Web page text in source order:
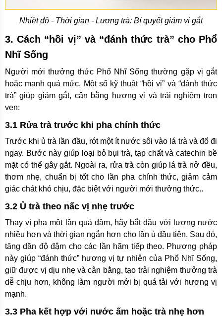
Nhiệt độ - Thời gian - Lượng trà: Bí quyết giảm vị gắt
3. Cách “hồi vị” và “đánh thức trà” cho Phổ
Nhĩ Sống
Người mới thưởng thức Phổ Nhĩ Sống thường gặp vị gắt
hoặc mạnh quá mức. Một số kỹ thuật “hồi vị” và “đánh thức
trà” giúp giảm gắt, cân bằng hương vị và trải nghiệm trọn
vẹn:
3.1 Rửa trà trước khi pha chính thức
Trước khi ủ trà lần đầu, rót một ít nước sôi vào lá trà và đổ đi
ngay. Bước này giúp loại bỏ bụi trà, tạp chất và catechin bề
mặt có thể gây gắt. Ngoài ra, rửa trà còn giúp lá trà nở đều,
thơm nhẹ, chuẩn bị tốt cho lần pha chính thức, giảm cảm
giác chát khó chịu, đặc biệt với người mới thưởng thức..
3.2 Ủ trà theo nấc vị nhẹ trước
Thay vì pha một lần quá đậm, hãy bắt đầu với lượng nước
nhiều hơn và thời gian ngắn hơn cho lần ủ đầu tiên. Sau đó,
tăng dần độ đậm cho các lần hãm tiếp theo. Phương pháp
này giúp “đánh thức” hương vị tự nhiên của Phổ Nhĩ Sống,
giữ được vị dịu nhẹ và cân bằng, tạo trải nghiệm thưởng trà
dễ chịu hơn, không làm người mới bị quá tải với hương vị
mạnh.
3.3 Pha kết hợp với nước ấm hoặc trà nhẹ hơn